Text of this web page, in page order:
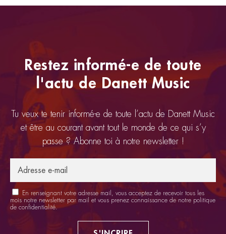
Restez informé-e de toute
l'actu de Danett Music
Tu veux te tenir informé-e de toute l’actu de Danett Music
et être au courant avant tout le monde de ce qui s’y
passe ? Abonne toi à notre newsletter !
En renseignant votre adresse mail, vous acceptez de recevoir tous les
mois notre newsletter par mail et vous prenez connaissance de notre politique
de confidentialité.